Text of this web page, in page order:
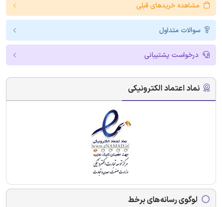
مشاهده خریدهای قبلی
سوالات متداول
درخواست پشتیبانی
نماد اعتماد الکترونیکی
لوگوی رسانه‌های برخط